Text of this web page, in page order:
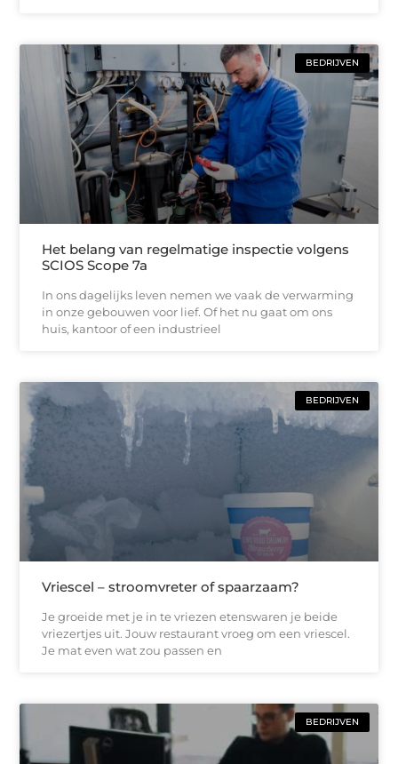
BEDRIJVEN
Het belang van regelmatige inspectie volgens
SCIOS Scope 7a
In ons dagelijks leven nemen we vaak de verwarming
in onze gebouwen voor lief. Of het nu gaat om ons
huis, kantoor of een industrieel
BEDRIJVEN
Vriescel – stroomvreter of spaarzaam?
Je groeide met je in te vriezen etenswaren je beide
vriezertjes uit. Jouw restaurant vroeg om een vriescel.
Je mat even wat zou passen en
BEDRIJVEN